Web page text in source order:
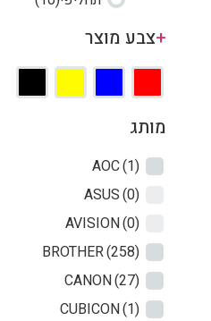
צבע מוצר+
מותג
AOC(1)
ASUS(0)
AVISION(0)
BROTHER(258)
CANON(27)
CUBICON(1)